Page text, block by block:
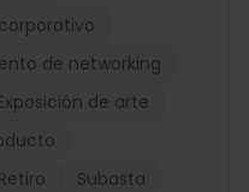
de networking
de arte
Retiro
Subasta